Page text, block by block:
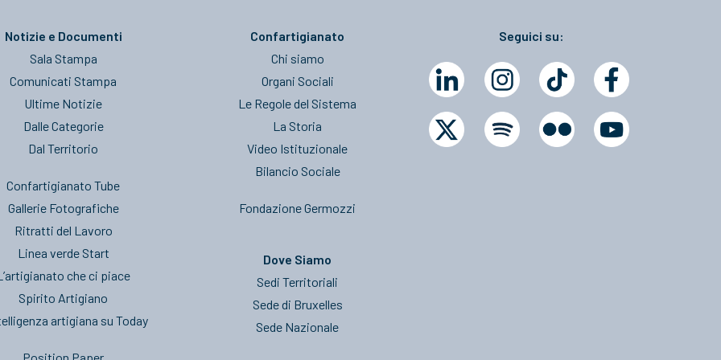
Notizie e Documenti
Sala Stampa
Comunicati Stampa
Ultime Notizie
Dalle Categorie
Dal Territorio
Confartigianato Tube
Gallerie Fotografiche
Ritratti del Lavoro
Linea verde Start
che ci piace
Spirito Artigiano
artigiana su Today
Confartigianato
Chi siamo
Organi Sociali
Le Regole del Sistema
La Storia
Video Istituzionale
Bilancio Sociale
Fondazione Germozzi
Dove Siamo
Sedi Territoriali
Sede di Bruxelles
Sede Nazionale
Seguici su: